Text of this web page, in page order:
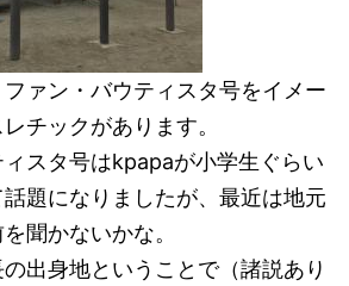
ァン・バウティスタ号をイメー
チックがあります。
スタ号はkpapaが小学生ぐらい
題になりましたが、最近は地元
聞かないかな。
出身地ということで（諸説あり